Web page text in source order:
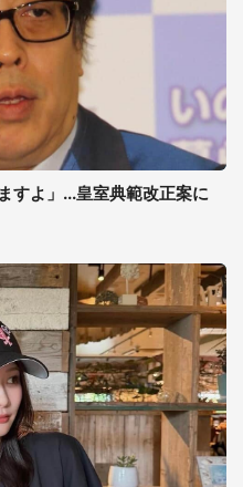
すよ」...皇室典範改正案に